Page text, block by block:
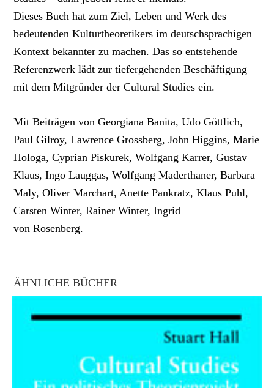
Dieses Buch hat zum Ziel, Leben und Werk des
bedeutenden Kulturtheoretikers im deutschsprachigen
Kontext bekannter zu machen. Das so entstehende
Referenzwerk lädt zur tiefergehenden Beschäftigung
mit dem Mitgründer der Cultural Studies ein.
Mit Beiträgen von Georgiana Banita, Udo Göttlich,
Paul Gilroy, Lawrence Grossberg, John Higgins, Marie
Hologa, Cyprian Piskurek, Wolfgang Karrer, Gustav
Klaus, Ingo Lauggas, Wolfgang Maderthaner, Barbara
Maly, Oliver Marchart, Anette Pankratz, Klaus Puhl,
Carsten Winter, Rainer Winter, Ingrid
von Rosenberg.
ÄHNLICHE BÜCHER